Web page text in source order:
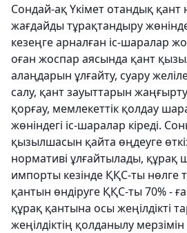
Сондай-ақ Үкімет отандық
жағдайды тұрақтандыру
кезеңге арналған іс-шаралар
оған жоспар аясында қант
алаңдарын ұлғайту, суару
салу, қант зауыттарын
қорғау, мемлекеттік қолдау
жөніндегі іс-шаралар кіреді.
қызылшасын қайта өңдеуге
нормативі ұлғайтылады, құрақ
импорты кезінде ҚҚС-ты нөлге
қантын өндіруге ҚҚС-ты 70% -
құрақ қантына осы жеңілдікті
жеңілдіктің қолданылу мерзімін